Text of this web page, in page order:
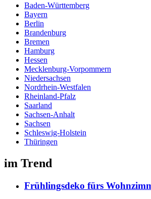
Baden-Württemberg
Bayern
Berlin
Brandenburg
Bremen
Hamburg
Hessen
Mecklenburg-Vorpommern
Niedersachsen
Nordrhein-Westfalen
Rheinland-Pfalz
Saarland
Sachsen-Anhalt
Sachsen
Schleswig-Holstein
Thüringen
im Trend
Frühlingsdeko fürs